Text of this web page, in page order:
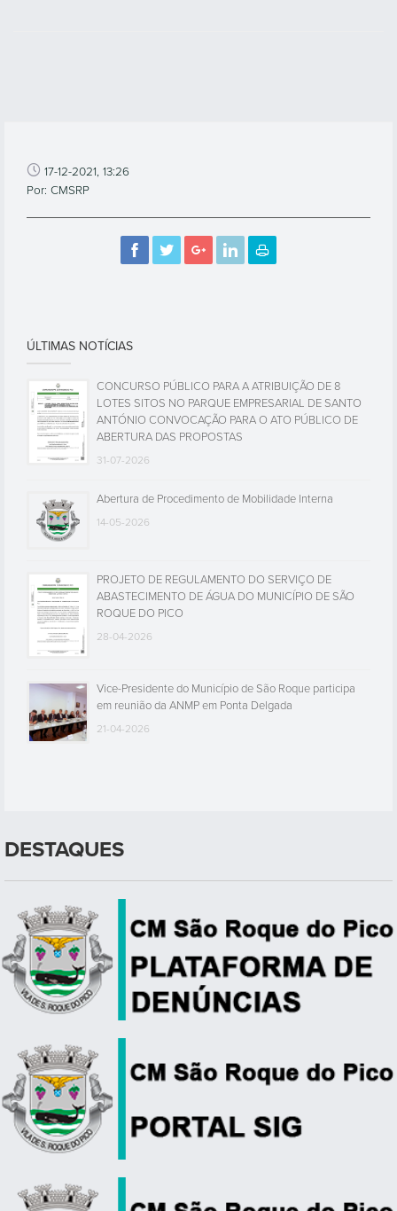
17-12-2021, 13:26
Por: CMSRP
ÚLTIMAS NOTÍCIAS
CONCURSO PÚBLICO PARA A ATRIBUIÇÃO DE 8
LOTES SITOS NO PARQUE EMPRESARIAL DE SANTO
ANTÓNIO CONVOCAÇÃO PARA O ATO PÚBLICO DE
ABERTURA DAS PROPOSTAS
31-07-2026
Abertura de Procedimento de Mobilidade Interna
14-05-2026
PROJETO DE REGULAMENTO DO SERVIÇO DE
ABASTECIMENTO DE ÁGUA DO MUNICÍPIO DE SÃO
ROQUE DO PICO
28-04-2026
Vice-Presidente do Município de São Roque participa
em reunião da ANMP em Ponta Delgada
21-04-2026
DESTAQUES